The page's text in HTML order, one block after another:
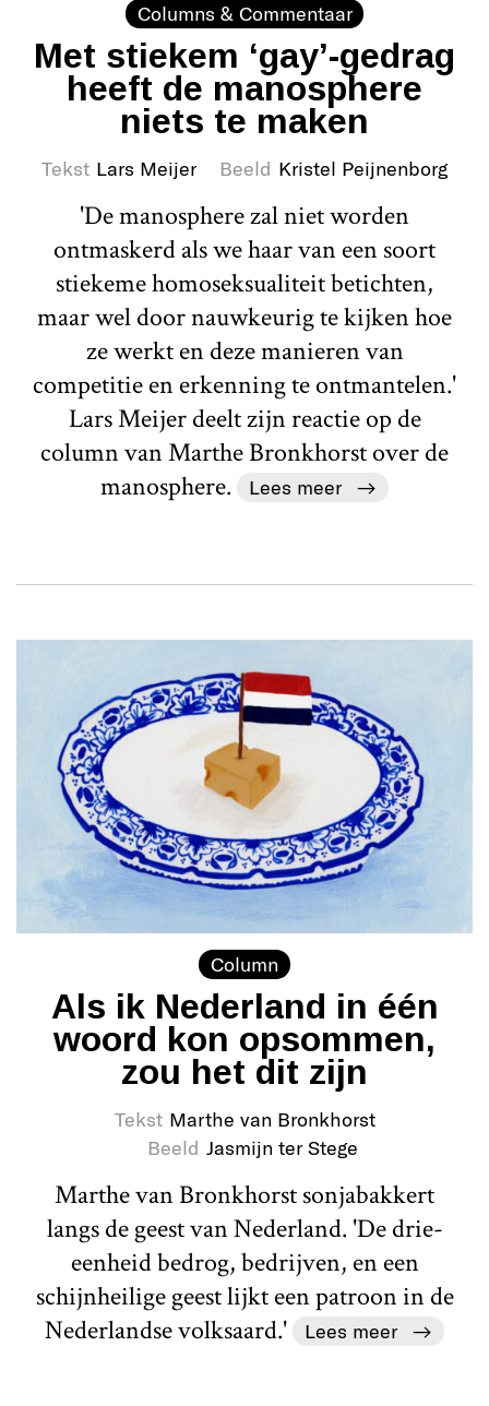
Columns & Commentaar
Met stiekem ‘gay’-gedrag
heeft de manosphere
niets te maken
Tekst Lars Meijer Beeld Kristel Peijnenborg
'De manosphere zal niet worden
ontmaskerd als we haar van een soort
stiekeme homoseksualiteit betichten,
maar wel door nauwkeurig te kijken hoe
ze werkt en deze manieren van
competitie en erkenning te ontmantelen.'
Lars Meijer deelt zijn reactie op de
column van Marthe Bronkhorst over de
manosphere.
Lees meer
Column
Als ik Nederland in één
woord kon opsommen,
zou het dit zijn
Tekst Marthe van Bronkhorst
Beeld Jasmijn ter Stege
Marthe van Bronkhorst sonjabakkert
langs de geest van Nederland. 'De drie-
eenheid bedrog, bedrijven, en een
schijnheilige geest lijkt een patroon in de
Nederlandse volksaard.'
Lees meer